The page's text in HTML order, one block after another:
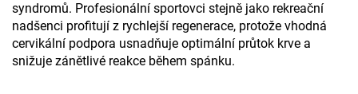
syndromů. Profesionální sportovci stejně jako rekreační
nadšenci profitují z rychlejší regenerace, protože vhodná
cervikální podpora usnadňuje optimální průtok krve a
snižuje zánětlivé reakce během spánku.